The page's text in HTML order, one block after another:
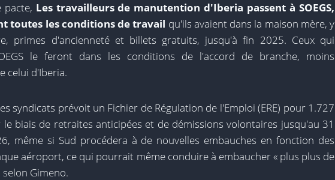
pacte, Les travailleurs de manutention d'Iberia passent à SOEGS,
toutes les conditions de travail qu'ils avaient dans la maison mère, y
primes d'ancienneté et billets gratuits, jusqu'à fin 2025. Ceux qui
le feront dans les conditions de l'accord de branche, moins
celui d'Iberia.
syndicats prévoit un Fichier de Régulation de l'Emploi (ERE) pour 1.727
biais de retraites anticipées et de démissions volontaires jusqu'au 31
même si Sud procédera à de nouvelles embauches en fonction des
aéroport, ce qui pourrait même conduire à embaucher « plus plus de
Gimeno.